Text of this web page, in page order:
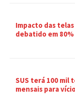
Impacto das
debatido em
SUS terá 100
mensais para